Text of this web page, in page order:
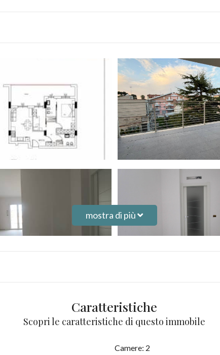
mostra di più
Caratteristiche
Scopri le caratteristiche di questo immobile
Camere: 2